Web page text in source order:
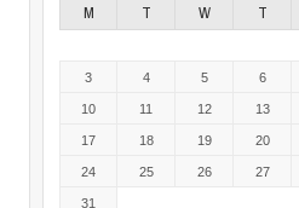
M T W T
3 4 5 6
10 11 12 13
17 18 19 20
24 25 26 27
31